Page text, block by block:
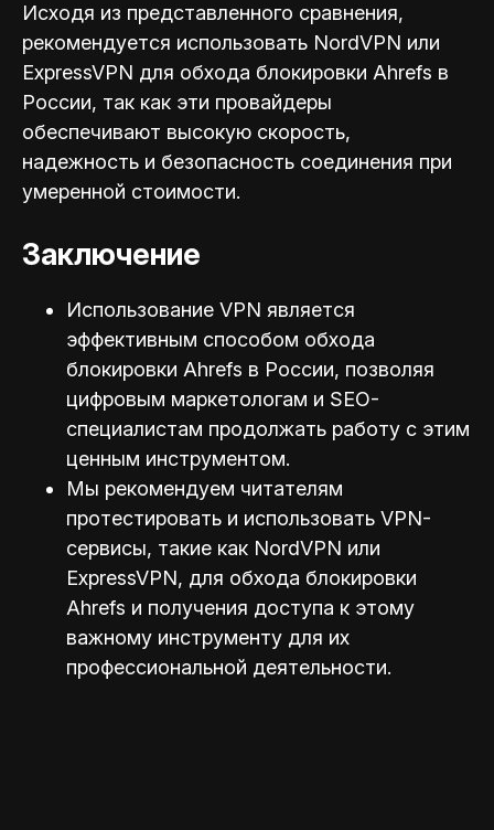
Исходя из представленного сравнения,
рекомендуется использовать NordVPN или
ExpressVPN для обхода блокировки Ahrefs в
России, так как эти провайдеры
обеспечивают высокую скорость,
надежность и безопасность соединения при
умеренной стоимости.
Заключение
Использование VPN является
эффективным способом обхода
блокировки Ahrefs в России, позволяя
цифровым маркетологам и SEO-
специалистам продолжать работу с этим
ценным инструментом.
Мы рекомендуем читателям
протестировать и использовать VPN-
сервисы, такие как NordVPN или
ExpressVPN, для обхода блокировки
Ahrefs и получения доступа к этому
важному инструменту для их
профессиональной деятельности.